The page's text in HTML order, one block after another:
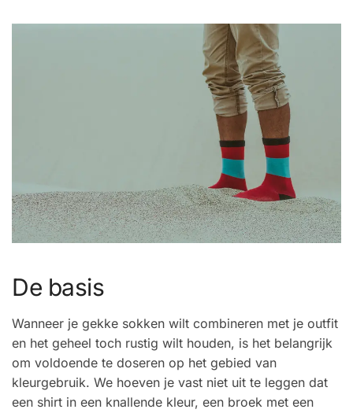
De basis
Wanneer je gekke sokken wilt combineren met je outfit
en het geheel toch rustig wilt houden, is het belangrijk
om voldoende te doseren op het gebied van
kleurgebruik. We hoeven je vast niet uit te leggen dat
een shirt in een knallende kleur, een broek met een